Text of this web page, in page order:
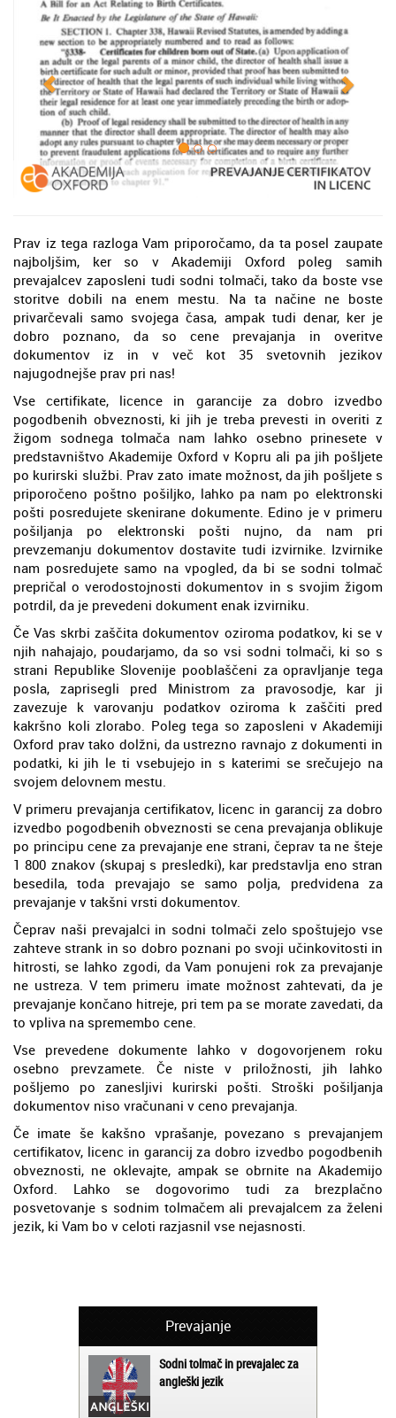
Prav iz tega razloga Vam priporočamo, da ta posel zaupate
najboljšim, ker so v Akademiji Oxford poleg samih
prevajalcev zaposleni tudi sodni tolmači, tako da boste vse
storitve dobili na enem mestu. Na ta načine ne boste
privarčevali samo svojega časa, ampak tudi denar, ker je
dobro poznano, da so cene prevajanja in overitve
dokumentov iz in v več kot 35 svetovnih jezikov
najugodnejše prav pri nas!
Vse certifikate, licence in garancije za dobro izvedbo
pogodbenih obveznosti, ki jih je treba prevesti in overiti z
žigom sodnega tolmača nam lahko osebno prinesete v
predstavništvo Akademije Oxford v Kopru ali pa jih pošljete
po kurirski službi. Prav zato imate možnost, da jih pošljete s
priporočeno poštno pošiljko, lahko pa nam po elektronski
pošti posredujete skenirane dokumente. Edino je v primeru
pošiljanja po elektronski pošti nujno, da nam pri
prevzemanju dokumentov dostavite tudi izvirnike. Izvirnike
nam posredujete samo na vpogled, da bi se sodni tolmač
prepričal o verodostojnosti dokumentov in s svojim žigom
potrdil, da je prevedeni dokument enak izvirniku.
Če Vas skrbi zaščita dokumentov oziroma podatkov, ki se v
njih nahajajo, poudarjamo, da so vsi sodni tolmači, ki so s
strani Republike Slovenije pooblaščeni za opravljanje tega
posla, zaprisegli pred Ministrom za pravosodje, kar ji
zavezuje k varovanju podatkov oziroma k zaščiti pred
kakršno koli zlorabo. Poleg tega so zaposleni v Akademiji
Oxford prav tako dolžni, da ustrezno ravnajo z dokumenti in
podatki, ki jih le ti vsebujejo in s katerimi se srečujejo na
svojem delovnem mestu.
V primeru prevajanja certifikatov, licenc in garancij za dobro
izvedbo pogodbenih obveznosti se cena prevajanja oblikuje
po principu cene za prevajanje ene strani, čeprav ta ne šteje
1 800 znakov (skupaj s presledki), kar predstavlja eno stran
besedila, toda prevajajo se samo polja, predvidena za
prevajanje v takšni vrsti dokumentov.
Čeprav naši prevajalci in sodni tolmači zelo spoštujejo vse
zahteve strank in so dobro poznani po svoji učinkovitosti in
hitrosti, se lahko zgodi, da Vam ponujeni rok za prevajanje
ne ustreza. V tem primeru imate možnost zahtevati, da je
prevajanje končano hitreje, pri tem pa se morate zavedati, da
to vpliva na spremembo cene.
Vse prevedene dokumente lahko v dogovorjenem roku
osebno prevzamete. Če niste v priložnosti, jih lahko
pošljemo po zanesljivi kurirski pošti. Stroški pošiljanja
dokumentov niso vračunani v ceno prevajanja.
Če imate še kakšno vprašanje, povezano s prevajanjem
certifikatov, licenc in garancij za dobro izvedbo pogodbenih
obveznosti, ne oklevajte, ampak se obrnite na Akademijo
Oxford. Lahko se dogovorimo tudi za brezplačno
posvetovanje s sodnim tolmačem ali prevajalcem za želeni
jezik, ki Vam bo v celoti razjasnil vse nejasnosti.
Prevajanje
Sodni tolmač in prevajalec za
angleški jezik